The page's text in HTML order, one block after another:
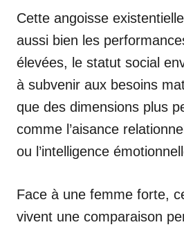
Cette angoisse
aussi bien les
élevées, le statut social
à subvenir aux besoins
que des dimensions plus
comme l’aisance
ou l’intelligence
Face à une femme forte,
vivent une comparaison